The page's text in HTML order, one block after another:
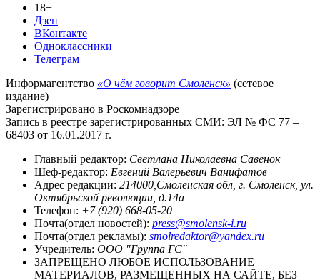
18+
Дзен
ВКонтакте
Одноклассники
Телеграм
Информагентство «О чём говорит Смоленск» (сетевое
издание)
Зарегистрировано в Роскомнадзоре
Запись в реестре зарегистрированных СМИ: ЭЛ № ФС 77 –
68403 от 16.01.2017 г.
Главный редактор: Светлана Николаевна Савенок
Шеф-редактор: Евгений Валерьевич Ванифатов
Адрес редакции: 214000,Смоленская обл, г. Смоленск, ул.
Октябрьской революции, д.14а
Телефон: +7 (920) 668-05-20
Почта(отдел новостей): press@smolensk-i.ru
Почта(отдел рекламы): smolredaktor@yandex.ru
Учредитель: ООО "Группа ГС"
ЗАПРЕЩЕНО ЛЮБОЕ ИСПОЛЬЗОВАНИЕ
МАТЕРИАЛОВ, РАЗМЕЩЕННЫХ НА САЙТЕ, БЕЗ